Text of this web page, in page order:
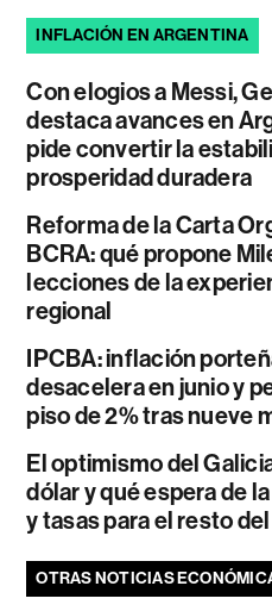
INFLACIÓN EN ARGENTINA
Con elogios a Messi,
destaca avances en
pide convertir la
prosperidad duradera
Reforma de la Carta
BCRA: qué propone
lecciones de la
regional
IPCBA: inflación
desacelera en junio y
piso de 2% tras nueve
El optimismo del
dólar y qué espera de
y tasas para el resto
OTRAS NOTICIAS